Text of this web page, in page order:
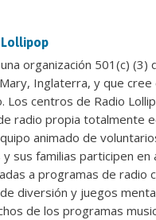
Lollipop
organización 501(c) (3)
Inglaterra, y que
Los centros de Radio
radio propia totalmente
animado de
sus familias participen en
a programas de radio
diversión y juegos
de los programas